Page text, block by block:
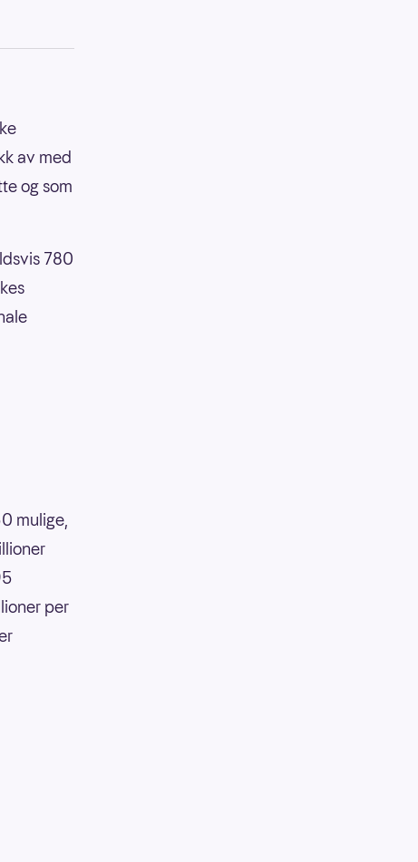
av med
og som
780
mulige,
per